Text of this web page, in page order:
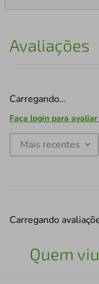
Avaliações
Carregando…
Faça login para
Mais recentes
Carregando
Quem